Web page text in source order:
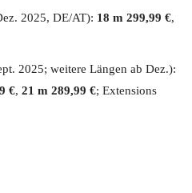
2025, DE/AT): 18 m 299,99 €,
2025; weitere Längen ab Dez.):
€, 21 m 289,99 €; Extensions